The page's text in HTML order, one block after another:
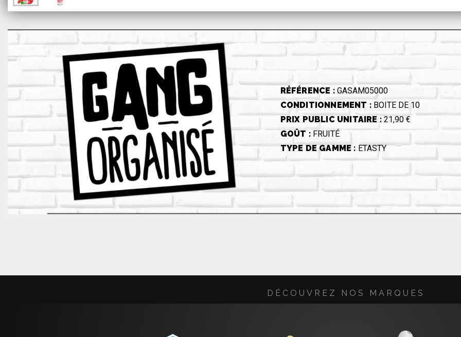
RÉFÉRENCE : GASAM05000
CONDITIONNEMENT : BOITE DE 10
PRIX PUBLIC UNITAIRE : 21,90 €
GOÛT : FRUITÉ
TYPE DE GAMME : ETASTY
DÉCOUVREZ NOS MARQUES